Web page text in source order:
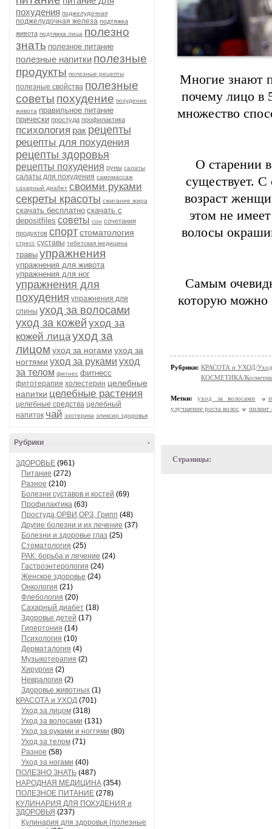
похудения поджелудочная
поджелудочная железа подтяжка
живота подтяжка лица полезно
знать полезное питание
полезные напитки полезные
продукты полезные рецепты
полезные свойства полезные
советы похудение похудение
живота правильное питание
прически простуда профилактика
психология рак рецепты
рецепты для похудения
рецепты здоровья
рецепты похудения руны салаты
салаты для похудения самомассаж
сахарный диабет своими руками
секреты красоты сжигание жира
скачать бесплатно скачать с
depositfiles советы сон сочетания
продуктов спортстоматология
стресс суставы тибетская медицина
травы упражнения
упражнения для живота
упражнения для ног
упражнения для
похудения упражнения для
спины уход за волосами
уход за кожей уход за
кожей лицауход за
лицом уход за ногами уход за
ногтями уход за руками уход
за телом фитнес фитнесс
фитотерапия холестерин целебные
напитки целебные растения
целебные средства целебный
напиток чай эзотерика эликсир здоровья
-
Рубрики
ЗДОРОВЬЕ (961)
Питание (272)
Разное (210)
Болезни суставов и костей (69)
Профилактика (63)
Простуда,ОРВИ,ОРЗ, Грипп (48)
Другие болезни и их лечение (37)
Болезни и здоровье глаз (25)
Стоматология (25)
РАК: борьба и лечение (24)
Гастроэнтерология (24)
Женское здоровье (24)
Онкология (21)
Флебология (20)
Сахарный диабет (18)
Здоровье детей (17)
Гипертония (14)
Психология (10)
Дерматалогия (4)
Музыкотерапия (2)
Хирургия (2)
Невралогия (2)
Здоровье животных (1)
КРАСОТА и УХОД (701)
Уход за лицом (318)
Уход за волосами (131)
Уход за руками и ногтями (80)
Уход за телом (71)
Разное (58)
Уход за ногами (40)
ПОЛЕЗНО ЗНАТЬ (487)
НАРОДНАЯ МЕДИЦИНА (354)
ПОЛЕЗНОЕ ПИТАНИЕ (278)
КУЛИНАРИЯ ДЛЯ ПОХУДЕНИЯ и
ЗДОРОВЬЯ (237)
Кулинария для здоровья (полезные
Многие знают
почему лицо в
множество
О старении
существует.
возраст
этом не
волосы
Самым
которую можно
Рубрики: КРАСОТА и УХОД/Уход
КОСМЕТИКА/
Метки: уход за волосами
улучшение роста волос
пилинг
Страницы: